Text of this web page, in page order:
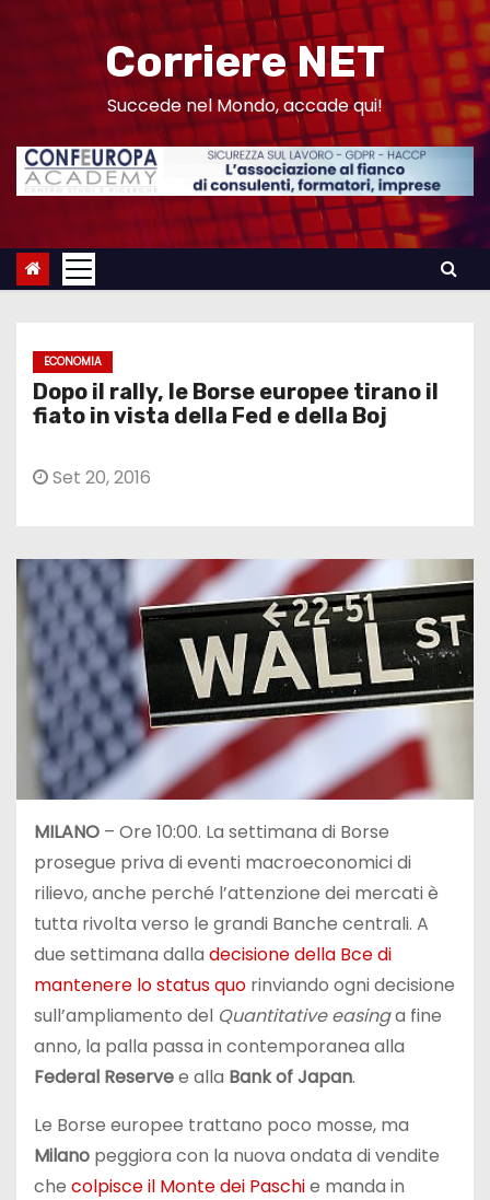
n
Corriere NET
Succede nel Mondo, accade qui!
ECONOMIA
Dopo il rally, le Borse europee tirano il
fiato in vista della Fed e della Boj
Set 20, 2016
MILANO – Ore 10:00. La settimana di Borse
prosegue priva di eventi macroeconomici di
rilievo, anche perché l’attenzione dei mercati è
tutta rivolta verso le grandi Banche centrali. A
due settimana dalla decisione della Bce di
mantenere lo status quo rinviando ogni decisione
sull’ampliamento del Quantitative easinga fine
anno, la palla passa in contemporanea alla
Federal Reservee alla Bank of Japan.
Le Borse europee trattano poco mosse, ma
Milano peggiora con la nuova ondata di vendite
che colpisce il Monte dei Paschie manda in